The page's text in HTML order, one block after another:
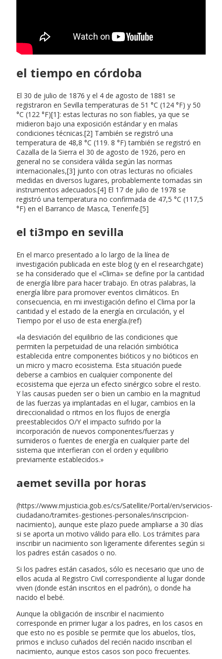
el tiempo en córdoba
El 30 de julio de 1876 y el 4 de agosto de 1881 se
registraron en Sevilla temperaturas de 51 °C (124 °F) y 50
°C (122 °F)[1]: estas lecturas no son fiables, ya que se
midieron bajo una exposición estándar y en malas
condiciones técnicas.[2] También se registró una
temperatura de 48,8 °C (119. 8 °F) también se registró en
Cazalla de la Sierra el 30 de agosto de 1926, pero en
general no se considera válida según las normas
internacionales,[3] junto con otras lecturas no oficiales
medidas en diversos lugares, probablemente tomadas sin
instrumentos adecuados.[4] El 17 de julio de 1978 se
registró una temperatura no confirmada de 47,5 °C (117,5
°F) en el Barranco de Masca, Tenerife.[5]
el ti3mpo en sevilla
En el marco presentado a lo largo de la línea de
investigación publicada en este blog (y en el researchgate)
se ha considerado que el «Clima» se define por la cantidad
de energía libre para hacer trabajo. En otras palabras, la
energía libre para promover eventos climáticos. En
consecuencia, en mi investigación defino el Clima por la
cantidad y el estado de la energía en circulación, y el
Tiempo por el uso de esta energía.(ref)
«la desviación del equilibrio de las condiciones que
permiten la perpetuidad de una relación simbiótica
establecida entre componentes bióticos y no bióticos en
un micro y macro ecosistema. Esta situación puede
deberse a cambios en cualquier componente del
ecosistema que ejerza un efecto sinérgico sobre el resto.
Y las causas pueden ser o bien un cambio en la magnitud
de las fuerzas ya implantadas en el lugar, cambios en la
direccionalidad o ritmos en los flujos de energía
preestablecidos O/Y el impacto sufrido por la
incorporación de nuevos componentes/fuerzas y
sumideros o fuentes de energía en cualquier parte del
sistema que interfieran con el orden y equilibrio
previamente establecidos.»
aemet sevilla por horas
(https://www.mjusticia.gob.es/cs/Satellite/Portal/en/servicios-
ciudadano/tramites-gestiones-personales/inscripcion-
nacimiento), aunque este plazo puede ampliarse a 30 días
si se aporta un motivo válido para ello. Los trámites para
inscribir un nacimiento son ligeramente diferentes según si
los padres están casados o no.
Si los padres están casados, sólo es necesario que uno de
ellos acuda al Registro Civil correspondiente al lugar donde
viven (donde están inscritos en el padrón), o donde ha
nacido el bebé.
Aunque la obligación de inscribir el nacimiento
corresponde en primer lugar a los padres, en los casos en
que esto no es posible se permite que los abuelos, tíos,
primos e incluso cuñados del recién nacido inscriban el
nacimiento, aunque estos casos son poco frecuentes.